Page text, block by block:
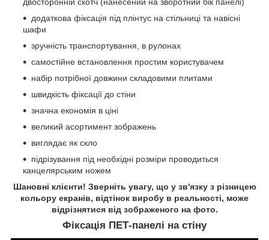
додаткова фіксація під плінтус на стільниці та навісні
шафи
зручність транспортування, в рулонах
самостійне встановлення простим користувачем
набір потрібної довжини складовими плитами
швидкість фіксації до стіни
значна економія в ціні
великий асортимент зображень
виглядає як скло
підрізування під необхідні розміри проводиться
канцелярським ножем
Шановні клієнти! Зверніть увагу, що у зв'язку з різницею
кольору екранів, відтінок виробу в реальності, може
відрізнятися від зображеного на фото.
Фіксація ПЕТ-панелі на стіну